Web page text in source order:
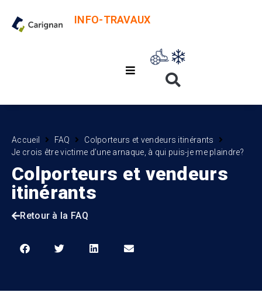
INFO-TRAVAUX
Accueil FAQ
Colporteurs et vendeurs itinérants
Je crois être victime d’une arnaque, à qui puis-je me plaindre?
Colporteurs et vendeurs
itinérants
Retour à la FAQ